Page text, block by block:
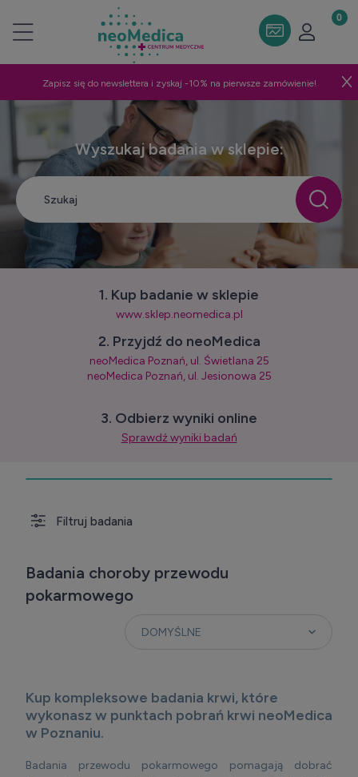
Zapisz się do newslettera i zyskaj -10% na pierwsze zamówienie!
Wyszukaj badania w sklepie:
1. Kup badanie w sklepie
www.sklep.neomedica.pl
2. Przyjdź do neoMedica
neoMedica Poznań, ul. Świetlana 25
neoMedica Poznań, ul. Jesionowa 25
3. Odbierz wyniki online
Sprawdź wyniki badań
Filtruj badania
Badania choroby przewodu
pokarmowego
Kup kompleksowe badania krwi, które
wykonasz w punktach pobrań krwi neoMedica
w Poznaniu.
Badania przewodu pokarmowego pomagają dobrać